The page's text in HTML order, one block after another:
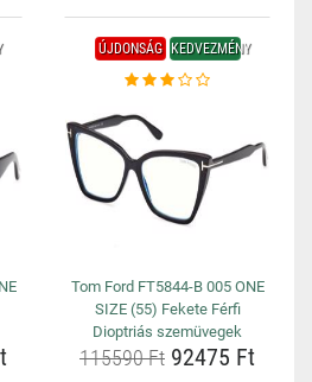
ÚJDONSÁG KEDVEZMÉNY
Tom Ford FT5844-B 005 ONE
SIZE (55) Fekete Férfi
Dioptriás szemüvegek
115590 Ft 92475 Ft